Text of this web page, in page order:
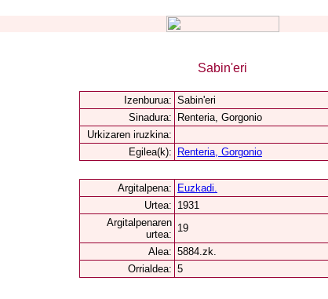
Sabin'eri
Izenburua: Sabin'eri
Sinadura:
Renteria, Gorgonio
Urkizaren iruzkina:
Egilea(k):
Renteria, Gorgonio
Argitalpena:
Euzkadi.
Urtea: 1931
Argitalpenaren
urtea:
19
Alea: 5884.zk.
Orrialdea: 5